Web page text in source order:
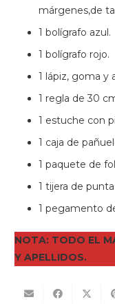
márgenes,de
1 bolígrafo azul.
1 bolígrafo rojo.
1 lápiz, goma y
1 regla de 30
1 estuche con
1 caja de
1 paquete de
1 tijera de
1 pegamento
NOTA: TODO EL
Y APELLIDOS.